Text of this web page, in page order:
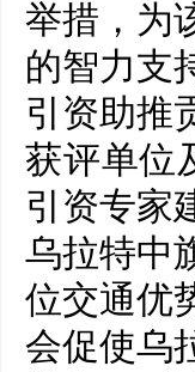
举措，为
的智力支
引资助推
获评单位
引资专家
乌拉特中
位交通优
会促使乌